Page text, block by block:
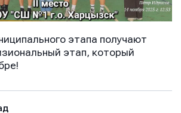
этапа получают
этап, который